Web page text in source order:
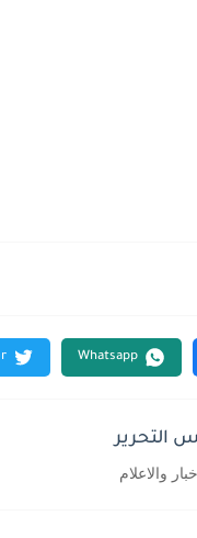
التحرير
والاعلام